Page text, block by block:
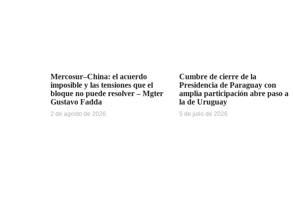
Mercosur–China: el acuerdo
imposible y las tensiones que el
bloque no puede resolver – Mgter
Gustavo Fadda
2 de agosto de 2026
Cumbre de cierre de la
Presidencia de Paraguay con
amplia participación abre paso a
la de Uruguay
5 de julio de 2026